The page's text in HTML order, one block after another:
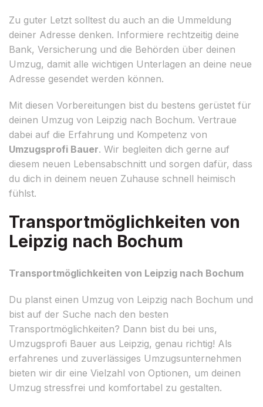
Zu guter Letzt solltest du auch an die Ummeldung
deiner Adresse denken. Informiere rechtzeitig deine
Bank, Versicherung und die Behörden über deinen
Umzug, damit alle wichtigen Unterlagen an deine neue
Adresse gesendet werden können.
Mit diesen Vorbereitungen bist du bestens gerüstet für
deinen Umzug von Leipzig nach Bochum. Vertraue
dabei auf die Erfahrung und Kompetenz von
Umzugsprofi Bauer. Wir begleiten dich gerne auf
diesem neuen Lebensabschnitt und sorgen dafür, dass
du dich in deinem neuen Zuhause schnell heimisch
fühlst.
Transportmöglichkeiten von
Leipzig nach Bochum
Transportmöglichkeiten von Leipzig nach Bochum
Du planst einen Umzug von Leipzig nach Bochum und
bist auf der Suche nach den besten
Transportmöglichkeiten? Dann bist du bei uns,
Umzugsprofi Bauer aus Leipzig, genau richtig! Als
erfahrenes und zuverlässiges Umzugsunternehmen
bieten wir dir eine Vielzahl von Optionen, um deinen
Umzug stressfrei und komfortabel zu gestalten.